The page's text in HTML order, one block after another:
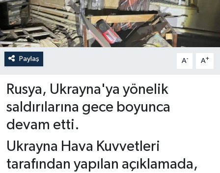
Paylaş A- A+
Rusya, Ukrayna'ya yönelik
saldırılarına gece boyunca
devam etti.
Ukrayna Hava Kuvvetleri
tarafından yapılan açıklamada,